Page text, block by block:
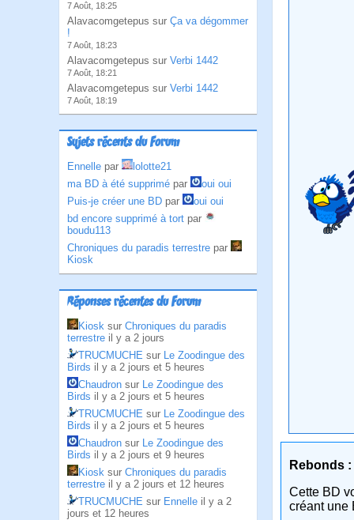
7 Août, 18:25
Alavacomgetepus sur Ça va dégommer
!
7 Août, 18:23
Alavacomgetepus sur Verbi 1442
7 Août, 18:21
Alavacomgetepus sur Verbi 1442
7 Août, 18:19
Sujets récents du Forum
Ennelle par
lolotte21
ma BD à été supprimé par
oui oui
Puis-je créer une BD par
oui oui
bd encore supprimé à tort par
boudu113
Chroniques du paradis terrestre par
Kiosk
Réponses récentes du Forum
Kiosk sur Chroniques du paradis
terrestre il y a 2 jours
TRUCMUCHE sur Le Zoodingue des
Birds il y a 2 jours et 5 heures
Chaudron sur Le Zoodingue des
Birds il y a 2 jours et 5 heures
TRUCMUCHE sur Le Zoodingue des
Birds il y a 2 jours et 5 heures
Chaudron sur Le Zoodingue des
Birds il y a 2 jours et 9 heures
Kiosk sur Chroniques du paradis
terrestre il y a 2 jours et 12 heures
TRUCMUCHE sur Ennelle il y a 2
jours et 12 heures
Rebonds :
Cette BD
créant une